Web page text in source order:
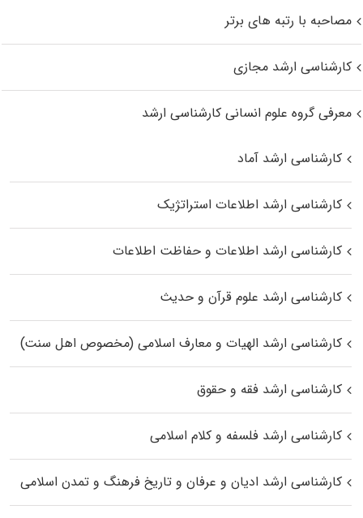
مصاحبه با رتبه های برتر
کارشناسی ارشد مجازی
معرفی گروه علوم انسانی کارشناسی ارشد
کارشناسی ارشد آماد
کارشناسی ارشد اطلاعات استراتژیک
کارشناسی ارشد اطلاعات و حفاظت اطلاعات
کارشناسی ارشد علوم قرآن و حدیث
کارشناسی ارشد الهیات و معارف اسلامی (مخصوص اهل سنت)
کارشناسی ارشد فقه و حقوق
کارشناسی ارشد فلسفه و کلام اسلامی
کارشناسی ارشد ادیان و عرفان و تاریخ فرهنگ و تمدن اسلامی